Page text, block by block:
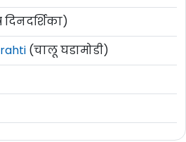
(चालू घडामोडी)